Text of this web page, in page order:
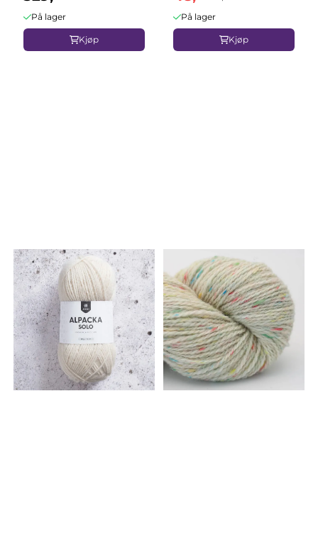
På lager
Kjøp
På lager
Kjøp